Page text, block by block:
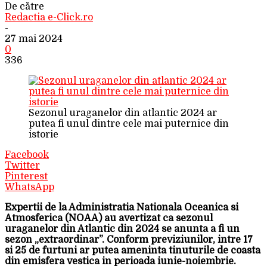
De către
Redactia e-Click.ro
-
27 mai 2024
0
336
Sezonul uraganelor din atlantic 2024 ar
putea fi unul dintre cele mai puternice din
istorie
Facebook
Twitter
Pinterest
WhatsApp
Expertii de la Administratia Nationala Oceanica si
Atmosferica (NOAA) au avertizat ca sezonul
uraganelor din Atlantic din 2024 se anunta a fi un
sezon „extraordinar”. Conform previziunilor, intre 17
si 25 de furtuni ar putea ameninta tinuturile de coasta
din emisfera vestica in perioada iunie-noiembrie.